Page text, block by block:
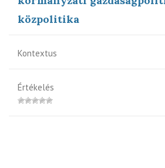
közpolitika
Kontextus
Értékelés